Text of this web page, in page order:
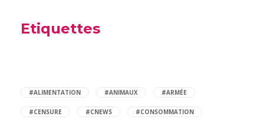
Etiquettes
#ALIMENTATION #ANIMAUX #ARMÉE
#CENSURE #CNEWS #CONSOMMATION